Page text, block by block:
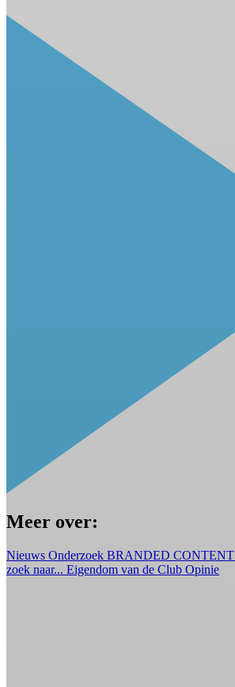
Meer over:
Nieuws Onderzoek BRANDED CONTENT
zoek naar... Eigendom van de Club Opinie